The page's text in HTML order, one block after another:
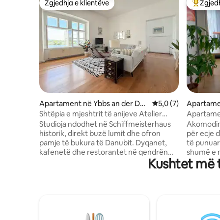
Zgjedhja e klientëve
Zgjedhja e klientëve
Apartament në Ybbs an der Do
nau
Vlerësimi mesatar
5,0 (7)
Shtëpia e mjeshtrit të anijeve Atelier
Donaublick
Studioja ndodhet në Schiffmeisterhaus
historik, direkt buzë lumit dhe ofron
pamje të bukura të Danubit. Dyqanet,
kafenetë dhe restorantet në qendrën
historike të qytetit janë vetëm disa
minuta larg më këmbë. Studioja ndodhet
notit përgjatë Danubit të ftojnë të
Më të
mmering
fshat
për ecje
të
shumë e
han, një
dhe zona
Kushtet më